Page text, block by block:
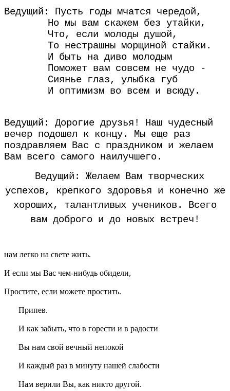
Ведущий: Пусть годы мчатся чередой,
Но мы вам скажем без утайки,
Что, если молоды душой,
То нестрашны морщиной стайки.
И быть на диво молодым
Поможет вам совсем не чудо -
Сиянье глаз, улыбка губ
И оптимизм во всем и всюду.
Ведущий: Дорогие друзья! Наш чудесный
вечер подошел к концу. Мы еще раз
поздравляем Вас с праздником и желаем
Вам всего самого наилучшего.
Ведущий: Желаем Вам творческих
успехов, крепкого здоровья и конечно же
хороших, талантливых учеников. Всего
вам доброго и до новых встреч!
нам легко на свете жить.
И если мы Вас чем-нибудь обидели,
Простите, если можете простить.
Припев.
И как забыть, что в горести и в радости
Вы нам свой вечный непокой
И каждый раз в минуту нашей слабости
Нам верили Вы, как никто другой.